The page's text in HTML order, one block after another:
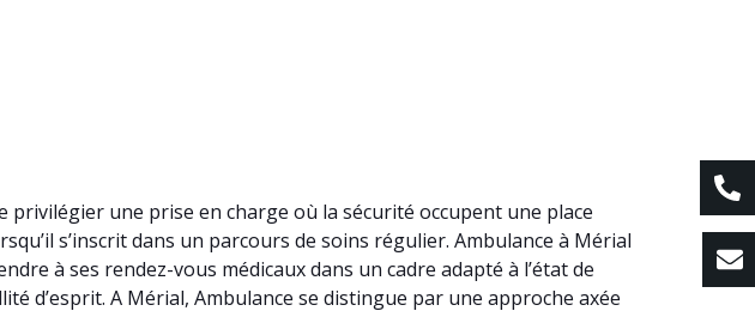
une prise en charge où la sécurité occupent une place
s’inscrit dans un parcours de soins régulier. Ambulance à Mérial
à ses rendez-vous médicaux dans un cadre adapté à l’état de
d’esprit. A Mérial, Ambulance se distingue par une approche axée